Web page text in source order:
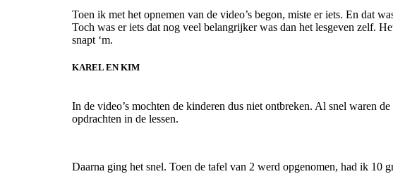
Toen ik met het opnemen van de video’s begon, miste er iets. En dat
Toch was er iets dat nog veel belangrijker was dan het lesgeven
snapt ‘m.
KAREL EN KIM
In de video’s mochten de kinderen dus niet ontbreken. Al snel waren
opdrachten in de lessen.
Daarna ging het snel. Toen de tafel van 2 werd opgenomen, had ik 10